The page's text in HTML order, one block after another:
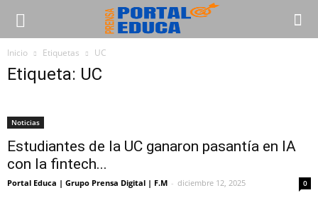
Inicio Etiquetas UC
Etiqueta: UC
Noticias
Estudiantes de la UC ganaron pasantía en IA
con la fintech...
Portal Educa | Grupo Prensa Digital | F.M - diciembre 12, 2025 0